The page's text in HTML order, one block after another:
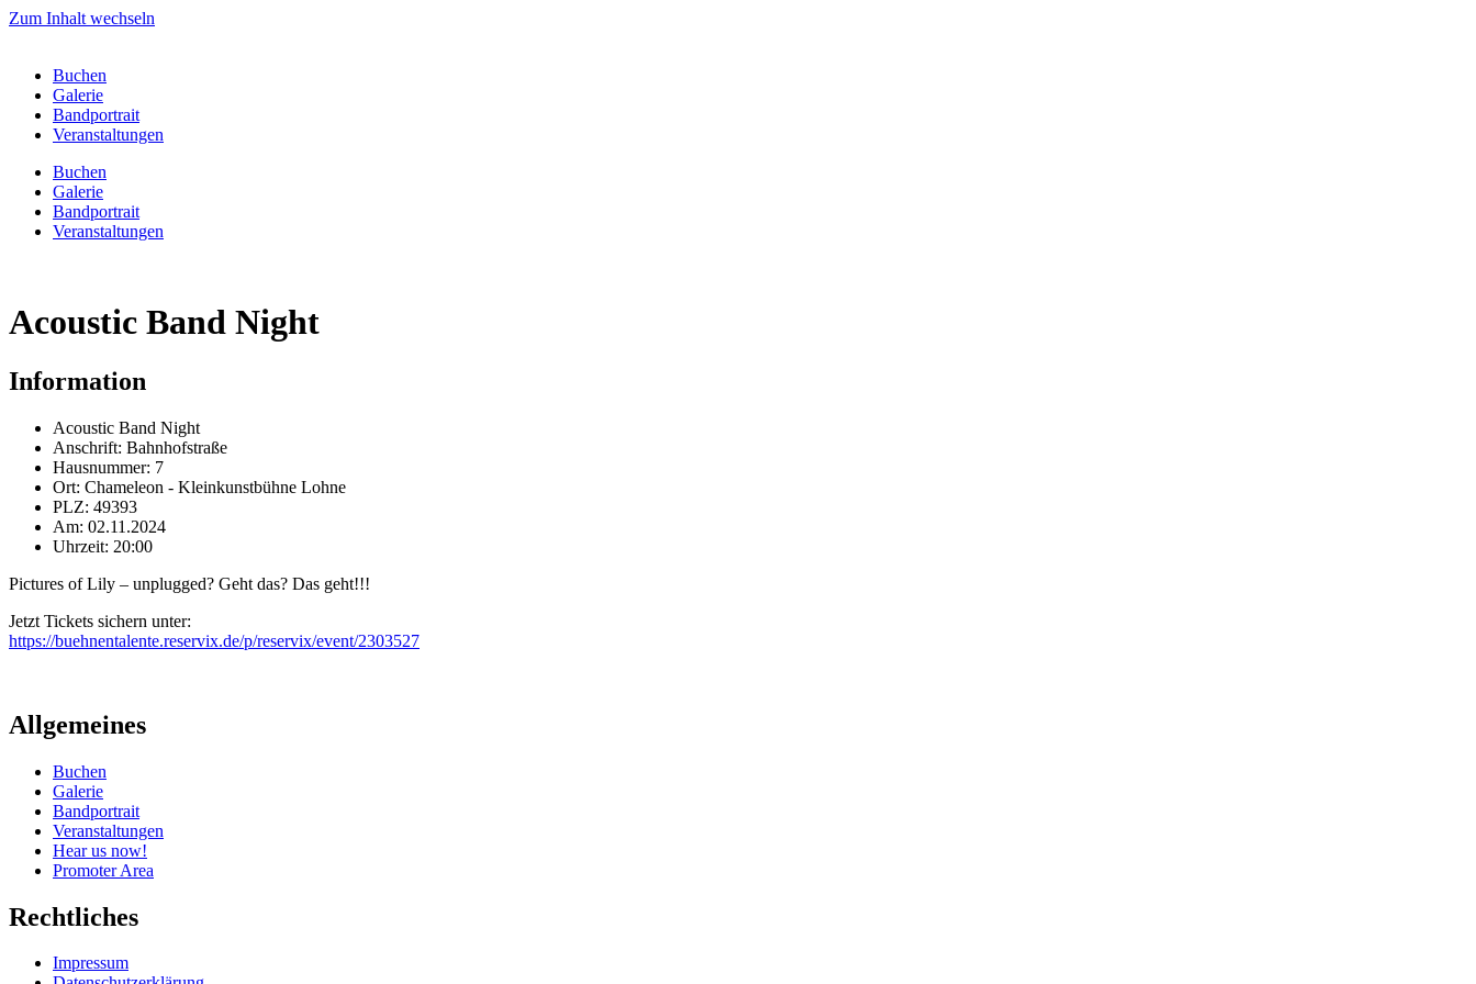
Zum Inhalt wechseln
Buchen
Galerie
Bandportrait
Veranstaltungen
Buchen
Galerie
Bandportrait
Veranstaltungen
Acoustic Band Night
Information
Acoustic Band Night
Anschrift: Bahnhofstraße
Hausnummer: 7
Ort: Chameleon - Kleinkunstbühne Lohne
PLZ: 49393
Am: 02.11.2024
Uhrzeit: 20:00
Pictures of Lily – unplugged? Geht das? Das geht!!!
Jetzt Tickets sichern unter:
https://buehnentalente.reservix.de/p/reservix/event/2303527
Allgemeines
Buchen
Galerie
Bandportrait
Veranstaltungen
Hear us now!
Promoter Area
Rechtliches
Impressum